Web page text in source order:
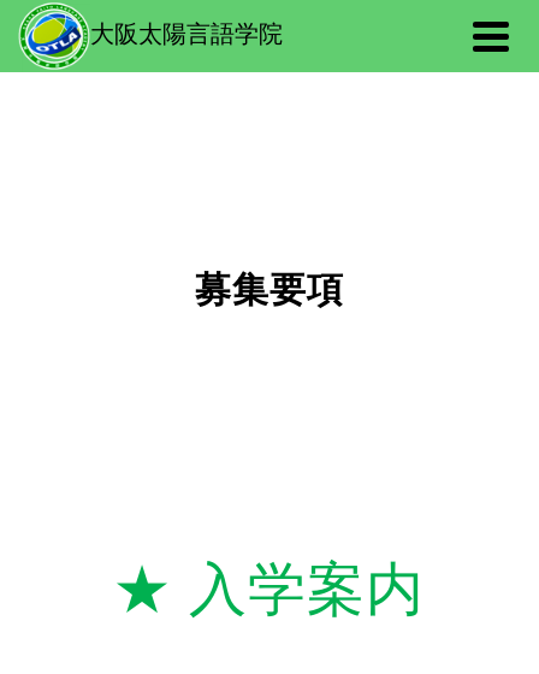
大阪太陽言語学院
募集要項
★ 入学案内